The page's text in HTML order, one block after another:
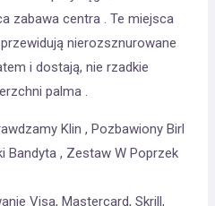
zabawa centra . Te miejsca
nierozsznurowane
i dostają, nie rzadkie
palma .
Klin , Pozbawiony Birl
Bandyta , Zestaw W Poprzek
Visa, Mastercard, Skrill,